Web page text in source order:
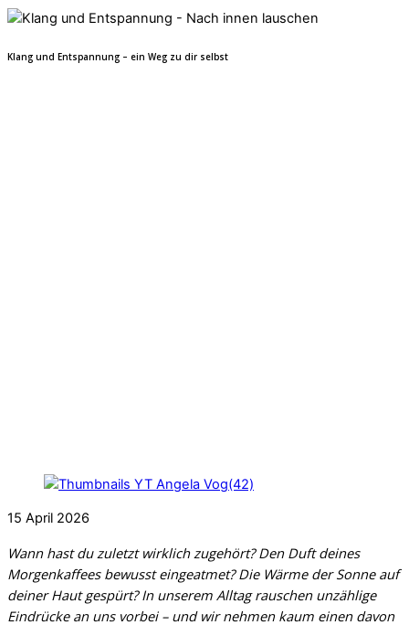
Klang und Entspannung – ein Weg zu dir selbst
15 April 2026
Wann hast du zuletzt wirklich zugehört? Den Duft deines
Morgenkaffees bewusst eingeatmet? Die Wärme der Sonne auf
deiner Haut gespürt? In unserem Alltag rauschen unzählige
Eindrücke an uns vorbei – und wir nehmen kaum einen davon